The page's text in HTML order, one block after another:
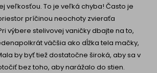
veľkosťou. To je veľká chyba! Často je
príčinou neochoty zvieraťa
výbere stelivovej vaničky dbajte na to,
väčšia ako dĺžka tela mačky,
by byť tiež dostatočne široká, aby sa v
bez toho, aby narážalo do stien.